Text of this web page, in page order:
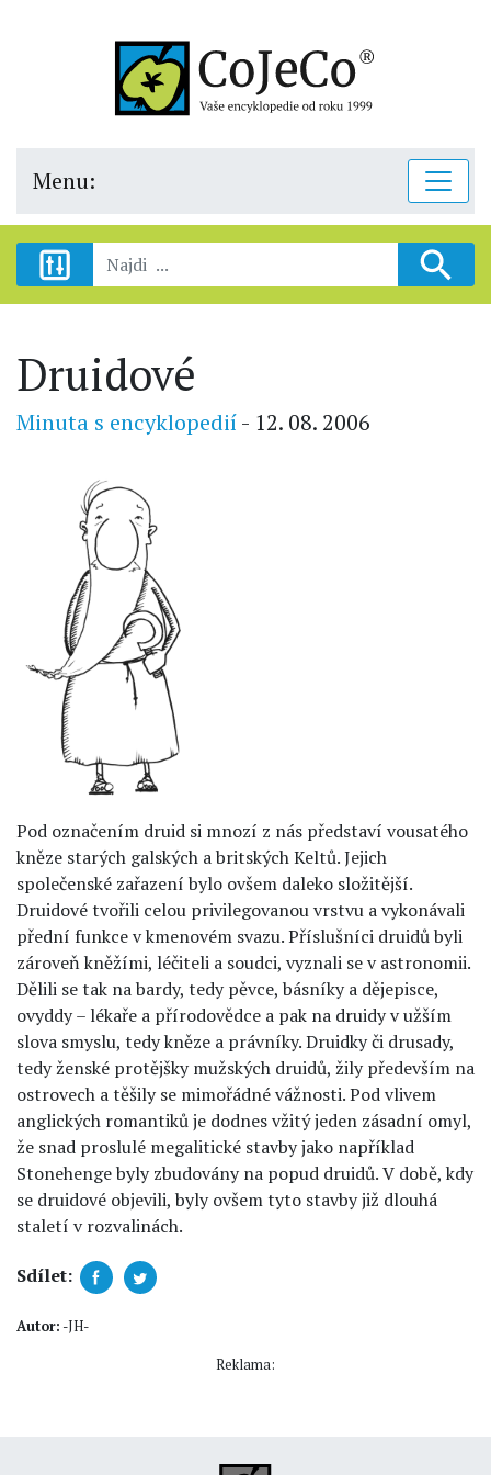
Menu:
Druidové
Minuta s encyklopedií- 12. 08. 2006
Pod označením druid si mnozí z nás představí vousatého
kněze starých galských a britských Keltů. Jejich
společenské zařazení bylo ovšem daleko složitější.
Druidové tvořili celou privilegovanou vrstvu a vykonávali
přední funkce v kmenovém svazu. Příslušníci druidů byli
zároveň kněžími, léčiteli a soudci, vyznali se v astronomii.
Dělili se tak na bardy, tedy pěvce, básníky a dějepisce,
ovyddy – lékaře a přírodovědce a pak na druidy v užším
slova smyslu, tedy kněze a právníky. Druidky či drusady,
tedy ženské protějšky mužských druidů, žily především na
ostrovech a těšily se mimořádné vážnosti. Pod vlivem
anglických romantiků je dodnes vžitý jeden zásadní omyl,
že snad proslulé megalitické stavby jako například
Stonehenge byly zbudovány na popud druidů. V době, kdy
se druidové objevili, byly ovšem tyto stavby již dlouhá
staletí v rozvalinách.
Sdílet:
Autor: -JH-
Reklama: